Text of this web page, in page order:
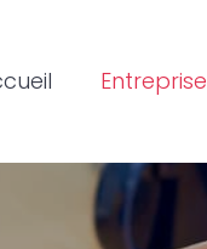
Entreprise